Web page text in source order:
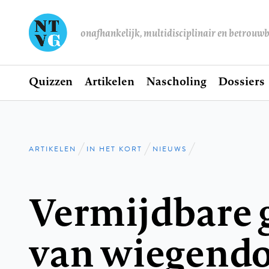
onafhankelijk, multidisciplinair en
Hoofdnavigatie
Home
Quizzen Artikelen Nascholing Dossiers
Kruimelpad
ARTIKELEN IN HET KORT NIEUWS
Vermijdbare
van